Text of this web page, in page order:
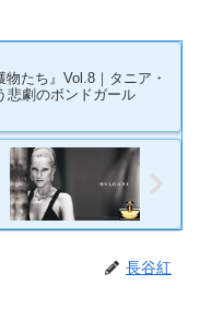
物たち』Vol.8｜タニア・
悲劇のボンドガール
長谷紅